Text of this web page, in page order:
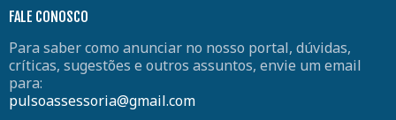
FALE CONOSCO
Para saber como anunciar no nosso portal, dúvidas,
críticas, sugestões e outros assuntos, envie um email
para:
pulsoassessoria@gmail.com